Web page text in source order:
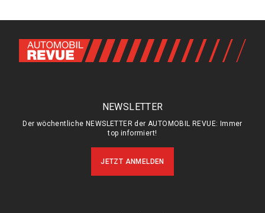
NEWSLETTER
Der wöchentliche NEWSLETTER der AUTOMOBIL REVUE: Immer
top informiert!
JETZT ANMELDEN